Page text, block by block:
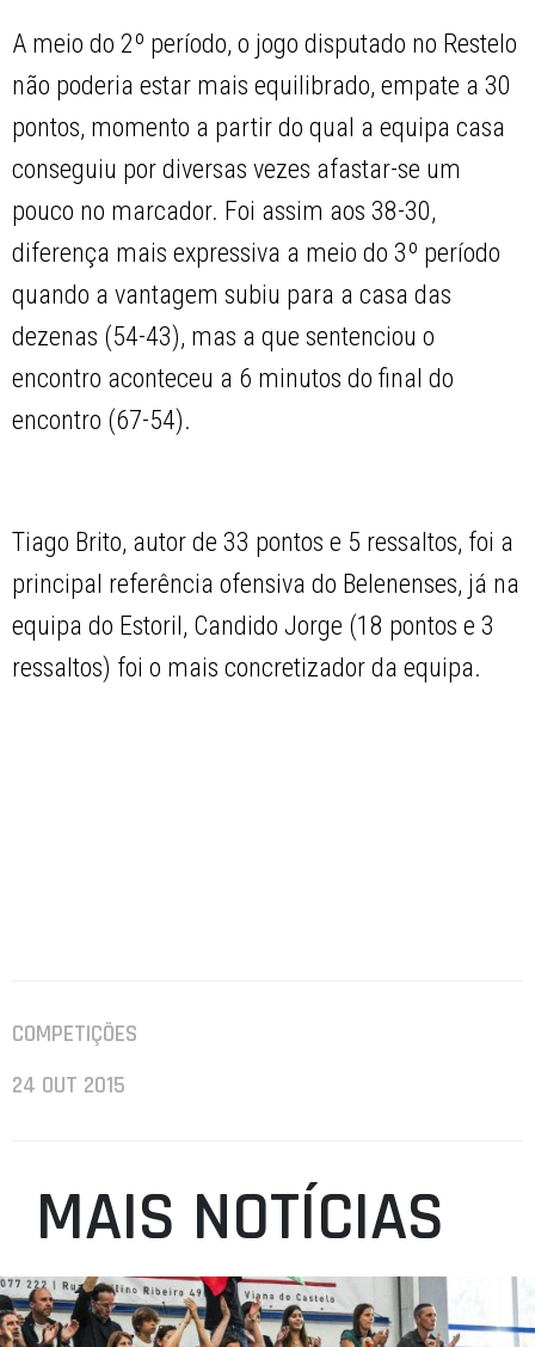
A meio do 2º período, o jogo disputado no Restelo
não poderia estar mais equilibrado, empate a 30
pontos, momento a partir do qual a equipa casa
conseguiu por diversas vezes afastar-se um
pouco no marcador. Foi assim aos 38-30,
diferença mais expressiva a meio do 3º período
quando a vantagem subiu para a casa das
dezenas (54-43), mas a que sentenciou o
encontro aconteceu a 6 minutos do final do
encontro (67-54).
Tiago Brito, autor de 33 pontos e 5 ressaltos, foi a
principal referência ofensiva do Belenenses, já na
equipa do Estoril, Candido Jorge (18 pontos e 3
ressaltos) foi o mais concretizador da equipa.
COMPETIÇÕES
24 OUT 2015
MAIS NOTÍCIAS